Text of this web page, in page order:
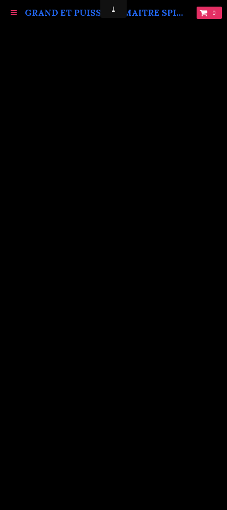
GRAND ET PUISSANT MAITRE SPIRITUEL MARABOUT VAUDOU KOKOUVI.TEL: +229 68619086. 0